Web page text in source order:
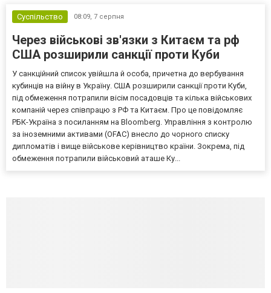
Суспільство 08:09, 7 серпня
Через військові зв'язки з Китаєм та рф
США розширили санкції проти Куби
У санкційний список увійшла й особа, причетна до вербування
кубинців на війну в Україну. США розширили санкції проти Куби,
під обмеження потрапили вісім посадовців та кілька військових
компаній через співпрацю з РФ та Китаєм. Про це повідомляє
РБК-Україна з посиланням на Bloomberg. Управління з контролю
за іноземними активами (OFAC) внесло до чорного списку
дипломатів і вище військове керівництво країни. Зокрема, під
обмеження потрапили військовий аташе Ку...